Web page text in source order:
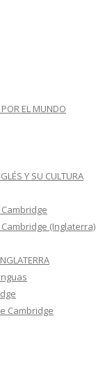
EL MUNDO
Y SU CULTURA
(Inglaterra)
Cambridge